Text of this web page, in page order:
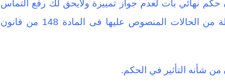
حكم نهائي بات لعدم جواز تمييزة ولايحق لك رفع التماس
إعادة نظر إلا إذا توافرت حالة من الحالات المنصوص عليها فى المادة 148 من قانون
شأنه التأثير في الحكم.